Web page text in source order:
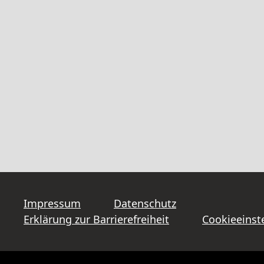
Impressum
Datenschutz
Erklärung zur Barrierefreiheit